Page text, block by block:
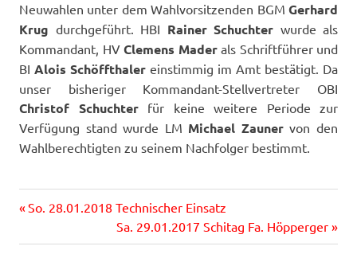
Neuwahlen unter dem Wahlvorsitzenden BGM Gerhard
Krug durchgeführt. HBI Rainer Schuchter wurde als
Kommandant, HV Clemens Maderals Schriftführer und
BI Alois Schöffthaler einstimmig im Amt bestätigt. Da
unser bisheriger Kommandant-Stellvertreter OBI
Christof Schuchterfür keine weitere Periode zur
Verfügung stand wurde LM Michael Zaunervon den
Wahlberechtigten zu seinem Nachfolger bestimmt.
Beitragsnavigation
Vorheriger
So. 28.01.2018 Technischer Einsatz
Nächster
Beitrag:
Sa. 29.01.2017 Schitag Fa. Höpperger